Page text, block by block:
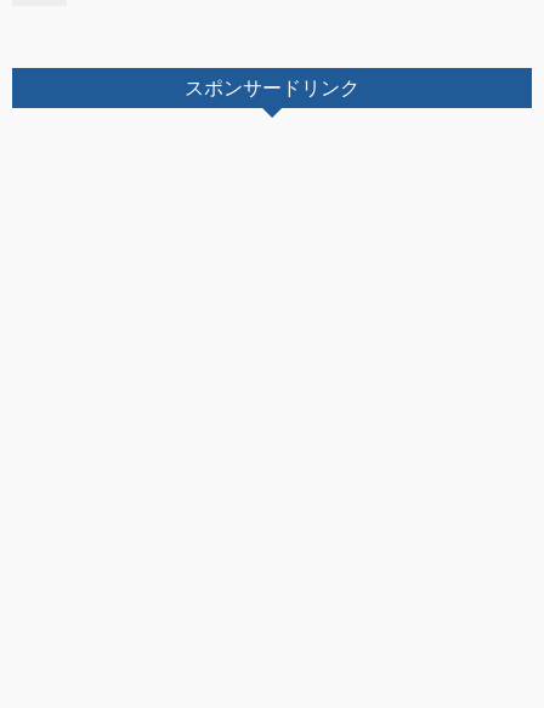
スポンサードリンク